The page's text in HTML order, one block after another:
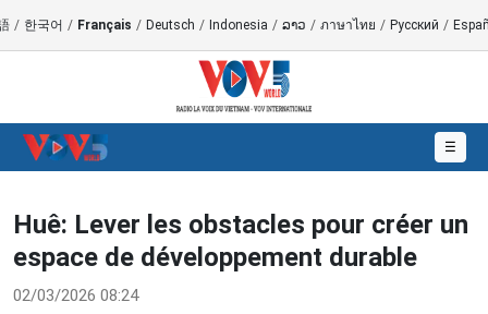
/ 한국어 / Français / Deutsch / Indonesia / ລາວ / ภาษาไทย / Русский /
☰
Huê: Lever les obstacles pour créer un
espace de développement durable
02/03/2026 08:24